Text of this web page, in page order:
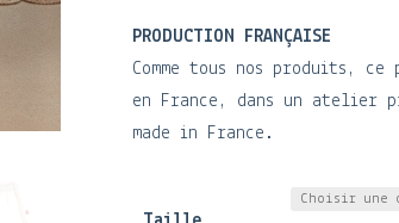
PRODUCTION FRANÇAISE
Comme tous nos produits,
en France, dans un atelier
made in France.